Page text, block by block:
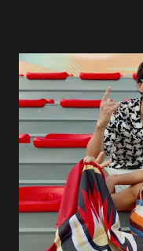
confessa a Gabriel
pessoa que ela tanto
entra no quarto de
encontro deles,
Paula sobre a suposta
Rogerio consegue se
desaparecimento de
ter sido vítima da
que a clínica